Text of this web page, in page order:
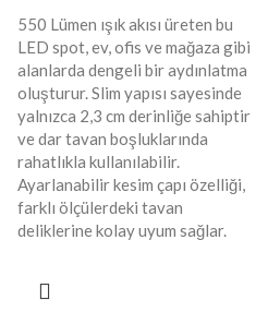
550 Lümen ışık akısı üreten bu
LED spot, ev, ofis ve mağaza gibi
alanlarda dengeli bir aydınlatma
oluşturur. Slim yapısı sayesinde
yalnızca 2,3 cm derinliğe sahiptir
ve dar tavan boşluklarında
rahatlıkla kullanılabilir.
Ayarlanabilir kesim çapı özelliği,
farklı ölçülerdeki tavan
deliklerine kolay uyum sağlar.